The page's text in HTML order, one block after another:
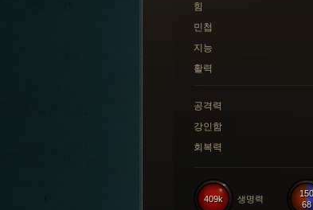
힘
민첩
지능
활력
공격력
강인함
회복력
150
68
409k 생명력